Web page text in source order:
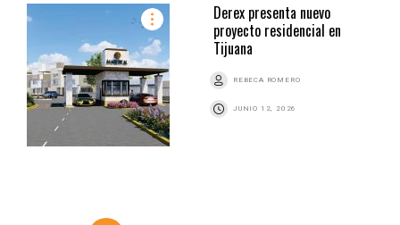
Derex presenta nuevo
proyecto residencial en
Tijuana
REBECA ROMERO
JUNIO 12, 2026